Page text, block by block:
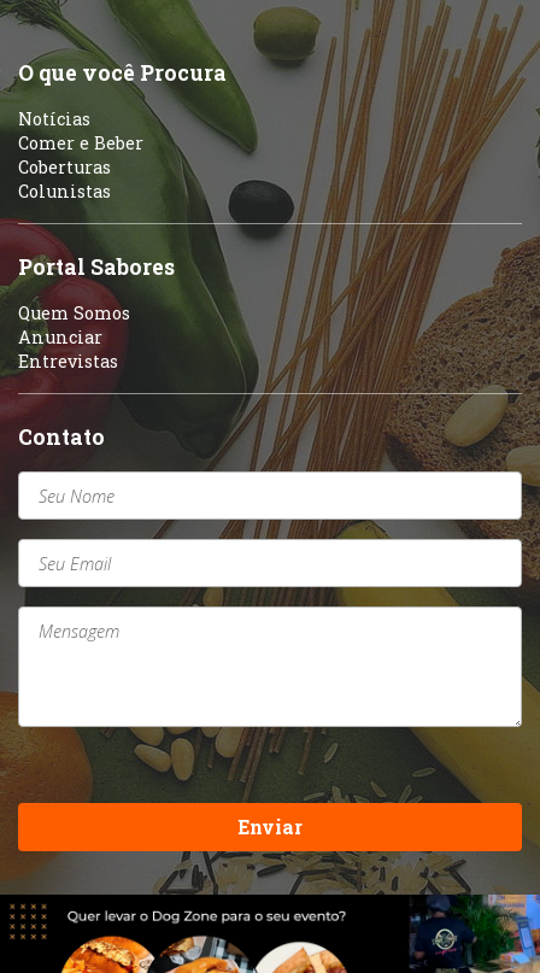
Pizzarias
Portuguesa
Self-service
Sobremesas e sorvetes
Sobremesas e sorvetes
Variados
O que você Procura
Notícias
Comer e Beber
Coberturas
Colunistas
Portal Sabores
Quem Somos
Anunciar
Entrevistas
Contato
Enviar